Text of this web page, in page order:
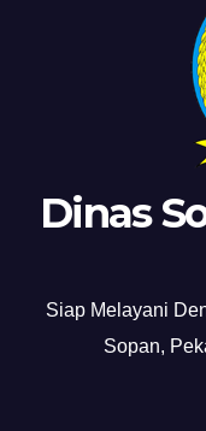
Dinas
Siap Melayani
Sopan,